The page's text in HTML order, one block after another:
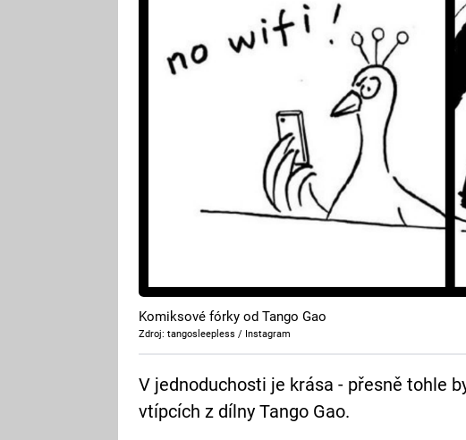
Komiksové fórky od Tango Gao
Zdroj: tangosleepless / Instagram
V jednoduchosti je krása - přesně tohle
vtípcích z dílny Tango Gao.